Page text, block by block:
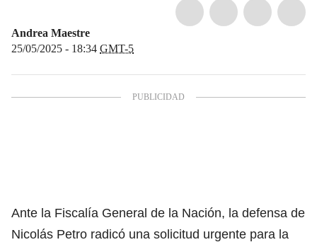
Andrea Maestre
25/05/2025 - 18:34 GMT-5
Ante la Fiscalía General de la Nación, la defensa de
Nicolás Petro radicó una solicitud urgente para la